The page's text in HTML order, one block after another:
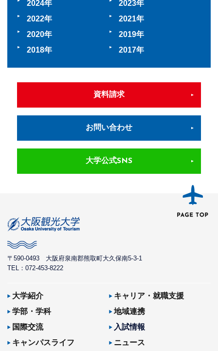
2024
2023
2022
2021
2020
2019
2018
2017
資料請求
お問い合わせ
大学公式SNS
〒590-0493 大阪府泉南郡熊取町大久保南5-3-1
TEL：072-453-8222
大学紹介
キャリア・就職支援
学部・学科
地域連携
国際交流
入試情報
キャンパスライフ
ニュース